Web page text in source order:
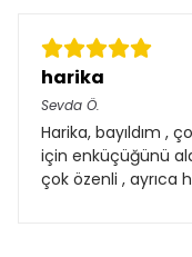
harika
Sevda Ö.
Harika, bayıldım ,
için enküçüğünü
çok özenli , ayrıca